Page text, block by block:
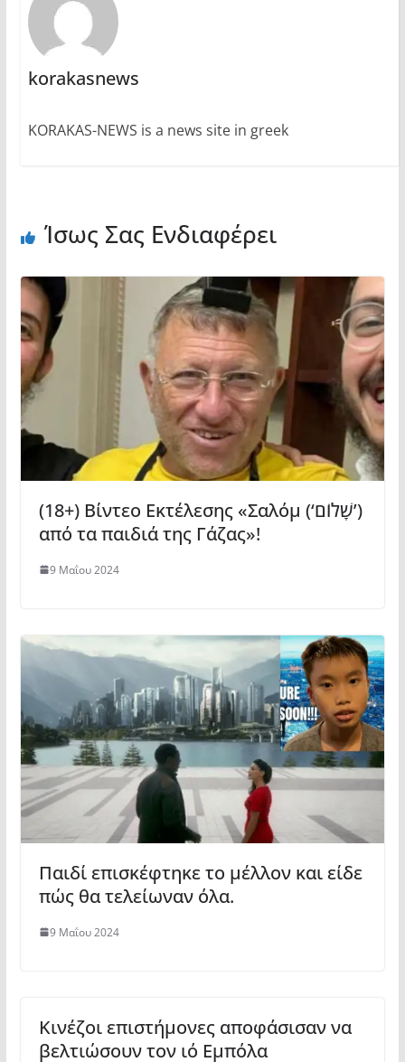
korakasnews
KORAKAS-NEWS is a news site in greek
Ίσως Σας Ενδιαφέρει
(18+) Βίντεο Εκτέλεσης «Σαλόμ (‘שָׁלוֹם’)
από τα παιδιά της Γάζας»!
9 Μαΐου 2024
Παιδί επισκέφτηκε το μέλλον και είδε
πώς θα τελείωναν όλα.
9 Μαΐου 2024
Κινέζοι επιστήμονες αποφάσισαν να
βελτιώσουν τον ιό Εμπόλα